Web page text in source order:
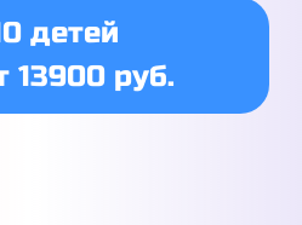
детей
13900 руб.